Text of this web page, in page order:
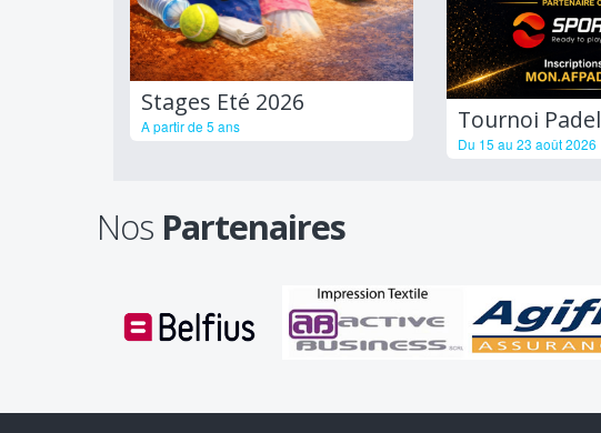
Stages Eté 2026
A partir de 5 ans Tournoi Padel
Du 15 au 23 août 2026
Nos Partenaires